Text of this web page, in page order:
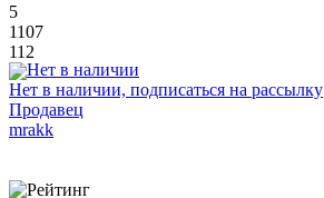
5
1107
112
Нет в наличии, подписаться на рассылку
Продавец
mrakk